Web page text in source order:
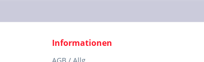
Informationen
AGB / Allg.